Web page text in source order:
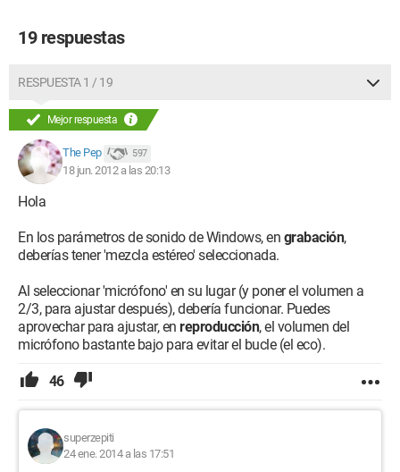
19 respuestas
RESPUESTA 1 / 19
Mejor respuesta
The Pep 597
18 jun. 2012 a las 20:13
Hola
En los parámetros de sonido de Windows, en grabación,
deberías tener 'mezcla estéreo' seleccionada.
Al seleccionar 'micrófono' en su lugar (y poner el volumen a
2/3, para ajustar después), debería funcionar. Puedes
aprovechar para ajustar, en reproducción, el volumen del
micrófono bastante bajo para evitar el bucle (el eco).
46
superzepiti
24 ene. 2014 a las 17:51